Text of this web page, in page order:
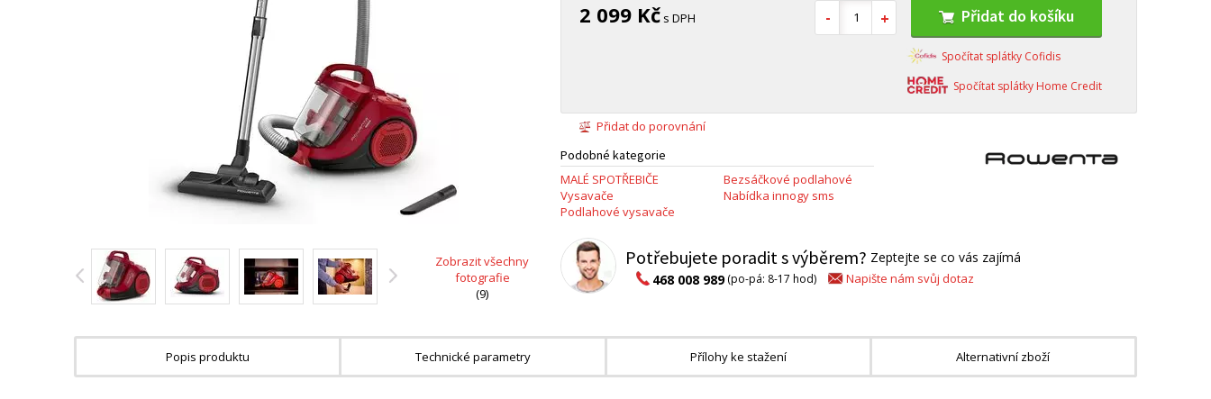
Zobrazit všechny
fotografie
(9)
2 099 Kč s DPH Přidat do košíku
Spočítat splátky Cofidis
Spočítat splátky Home Credit
Přidat do porovnání
Podobné kategorie
MALÉ SPOTŘEBIČE
Vysavače
Podlahové vysavače
Bezsáčkové podlahové
Nabídka innogy sms
Potřebujete poradit s výběrem? Zeptejte se co vás zajímá
468 008 989(po-pá: 8-17 hod) Napište nám svůj dotaz
Popis produktu Technické parametry Přílohy ke stažení Alternativní zboží